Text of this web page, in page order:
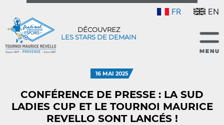
FR EN
DÉCOUVREZ
LES STARS DE DEMAIN
16 MAI 2025
CONFÉRENCE DE PRESSE : LA SUD
LADIES CUP ET LE TOURNOI MAURICE
REVELLO SONT LANCÉS !